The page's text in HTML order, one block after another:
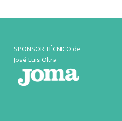
SPONSOR TÉCNICO de
José Luis Oltra